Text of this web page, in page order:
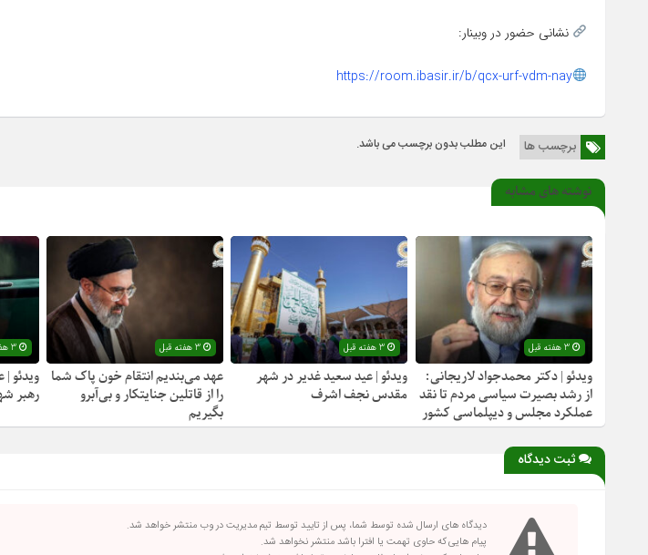
نشانی حضور در وبینار:
https://room.ibasir.ir/b/qcx-urf-vdm-nay
برچسب ها این مطلب بدون برچسب می باشد.
نوشته های مشابه
3 هفته قبل
ویدئو | دکتر محمدجواد لاریجانی:
از رشد بصیرت سیاسی مردم تا نقد
عملکرد مجلس و دیپلماسی کشور
3 هفته قبل
ویدئو | عید سعید غدیر در شهر
مقدس نجف اشرف
3 هفته قبل
عهد می‌بندیم انتقام خون پاک شما
را از قاتلین جنایتکار و بی‌آبرو
بگیریم
3 هفته قبل
ویدئو |
رهبر
ثبت دیدگاه
دیدگاه های ارسال شده توسط شما، پس از تایید توسط تیم مدیریت در وب منتشر خواهد شد.
پیام هایی که حاوی تهمت یا افترا باشد منتشر نخواهد شد.